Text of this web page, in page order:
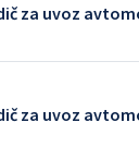
za uvoz
za uvoz